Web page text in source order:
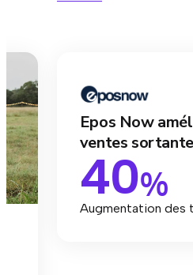
Epos Now
ventes
40%
Augmentation des